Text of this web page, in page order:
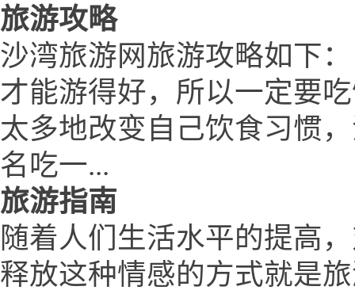
旅游攻略
沙湾旅游网旅游攻略如下
才能游得好，所以一定要
太多地改变自己饮食习惯
名吃一...
旅游指南
随着人们生活水平的提高
释放这种情感的方式就是